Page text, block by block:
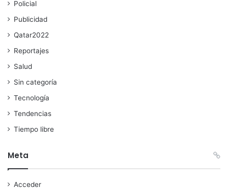
Policial
Publicidad
Qatar2022
Reportajes
Salud
Sin categoría
Tecnología
Tendencias
Tiempo libre
Meta
Acceder